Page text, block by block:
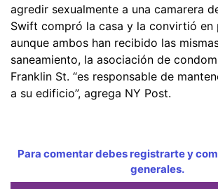
agredir sexualmente a una camarera
Swift compró la casa y la convirtió en
aunque ambos han recibido las
saneamiento, la asociación de
Franklin St. “es responsable de
a su edificio”, agrega NY Post.
Para comentar debes registrarte y
generales.